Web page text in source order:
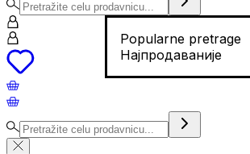
Popularne pretrage
Најпродаваније